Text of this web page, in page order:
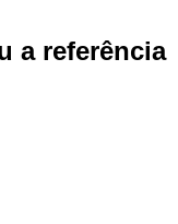
a referência